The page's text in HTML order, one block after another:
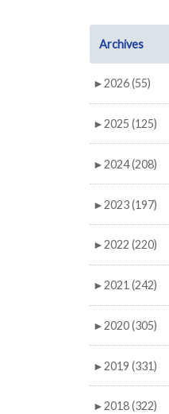
Archives
►2026 (55)
►2025 (125)
►2024 (208)
►2023 (197)
►2022 (220)
►2021 (242)
►2020 (305)
►2019 (331)
►2018 (322)